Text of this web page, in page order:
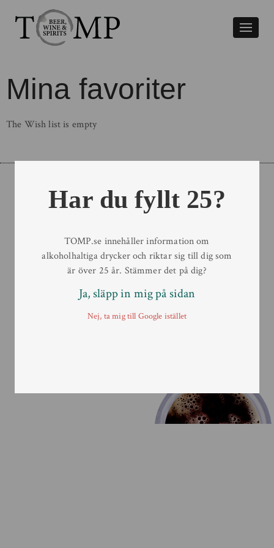
Växla
Mina favoriter
The Wish list is empty
Order
Telefon:
019-611 48 80
Har du fyllt 25?
TOMP.se innehåller information om
alkoholhaltiga drycker och riktar sig till dig som
är över 25 år. Stämmer det på dig?
Ja, släpp in mig på sidan
Nej, ta mig till Google istället